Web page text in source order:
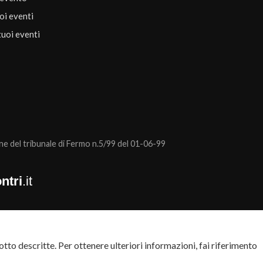
eventi
eventi
del tribunale di Fermo n.5/99 del 01-06-99
.it
descritte. Per ottenere ulteriori informazioni, fai riferimento